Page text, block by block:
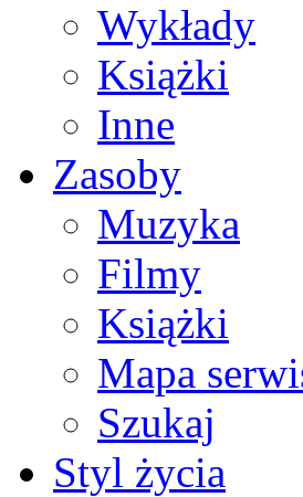
Wykłady
Książki
Inne
Zasoby
Muzyka
Filmy
Książki
Mapa
Szukaj
Styl życia